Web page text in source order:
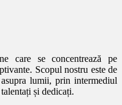
care se concentrează pe
Scopul nostru este de
lumii, prin intermediul
și dedicați.